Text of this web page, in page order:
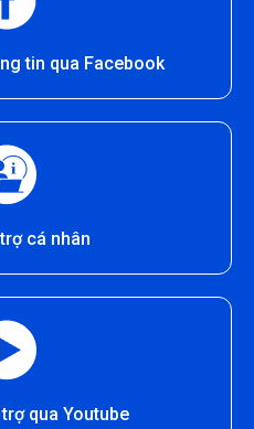
tin qua Facebook
cá nhân
qua Youtube